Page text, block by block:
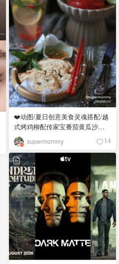
❤️动图/夏日创意美食灵魂搭配/越
式烤鸡柳配传家宝番茄黄瓜沙拉
😍
supermommy 14